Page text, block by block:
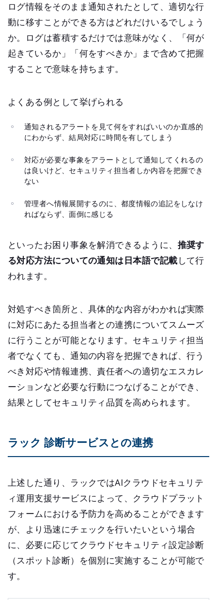
ログ情報をそのまま通知されたとして、適切な行
動に移すことができる方はどれだけいるでしょう
か。ログは蓄積するだけでは意味がなく、「何が
起きているか」「何をすべきか」まで含めて把握
することで意味を持ちます。
よくある例として挙げられる
通知されるアラートを見て何をすればいいのか直感的
にわからず、結局対応に時間を有してしまう
対応が必要な事象をアラートとして通知してくれるの
は良いけど、セキュリティ担当者しか内容を把握でき
ない
管理者へ情報展開するのに、都度情報の追記をしなけ
ればならず、面倒に感じる
といったお困り事象を解消できるように、 推奨す
る対応方法についての通知は日本語で記載 して行
われます。
対処すべき箇所と、具体的な内容がわかれば実際
に対応にあたる担当者との連携についてスムーズ
に行うことが可能となります。セキュリティ担当
者でなくても、通知の内容を把握できれば、行う
べき対応や情報連携、責任者への適切なエスカレ
ーションなど必要な行動につなげることができ、
結果としてセキュリティ品質を高められます。
ラック 診断サービスとの連携
上述した通り、ラックではAIクラウドセキュリテ
ィ運用支援サービスによって、クラウドプラット
フォームにおける予防力を高めることができます
が、より迅速にチェックを行いたいという場合
に、必要に応じてクラウドセキュリティ設定診断
（スポット診断）を個別に実施することが可能で
す。